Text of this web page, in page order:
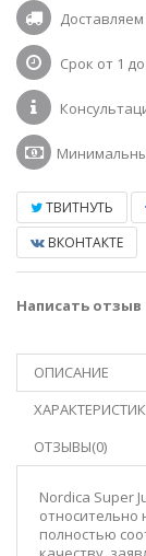
Срок от 1
ТВИТНУТЬ
ВКОНТАКТЕ
Написать отзыв
ОПИСАНИЕ
ОТЗЫВЫ(0)
Nordica Super
относительно
полностью